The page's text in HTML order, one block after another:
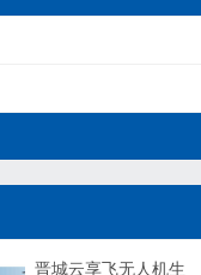
晋城云享飞无人机生